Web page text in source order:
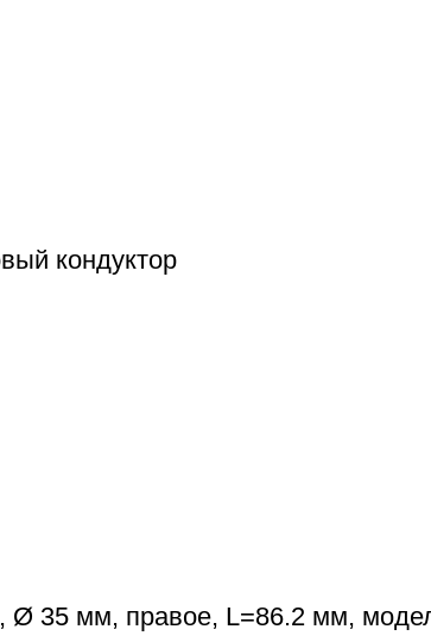
кондуктор
Ø 35 мм, правое, L=86.2 мм,